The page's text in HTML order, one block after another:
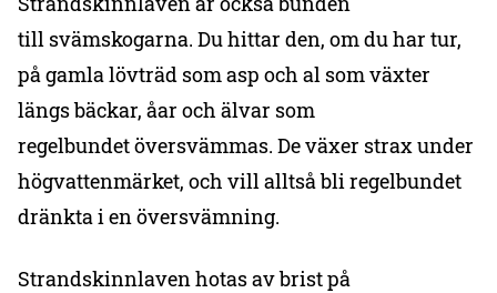
till svämskogarna. Du hittar den, om du har tur,
på gamla lövträd som asp och al som växter
längs bäckar, åar och älvar som
regelbundet översvämmas. De växer strax under
högvattenmärket, och vill alltså bli regelbundet
dränkta i en översvämning.
Strandskinnlaven hotas av brist på